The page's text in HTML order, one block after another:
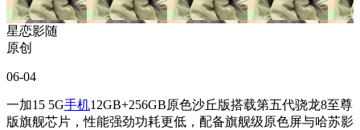
星恋影随
原创
06-04
一加15 5G手机12GB+256GB原色沙丘版搭载第五代骁龙8至尊
版旗舰芯片，性能强劲功耗更低，配备旗舰级原色屏与哈苏影